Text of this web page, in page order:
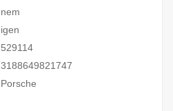
nem
igen
529114
3188649821747
Porsche